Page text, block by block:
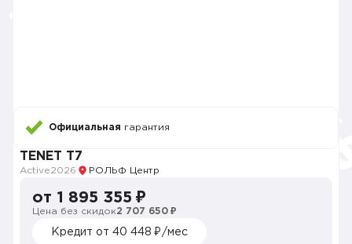
Официальная гарантия
TENET T7
Active2026 РОЛЬФ Центр
от 1 895 355 ₽
Цена без скидок2 707 650 ₽
Кредит от 40 448 ₽/мес